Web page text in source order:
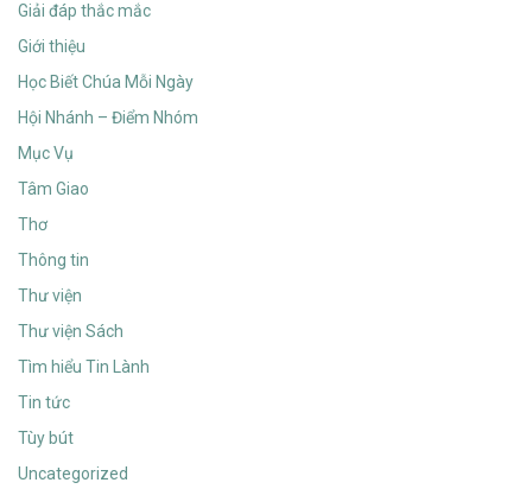
Giải đáp thắc mắc
Giới thiệu
Học Biết Chúa Mỗi Ngày
Hội Nhánh – Điểm Nhóm
Mục Vụ
Tâm Giao
Thơ
Thông tin
Thư viện
Thư viện Sách
Tìm hiểu Tin Lành
Tin tức
Tùy bút
Uncategorized